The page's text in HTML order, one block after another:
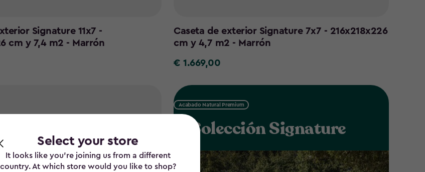
Select your store
It looks like you’re joining us from a different
country. At which store would you like to shop?
Signature 11x7 -
cm y 7,4 m2 - Marrón
Caseta de exterior Signature 7x7 - 216x218x226
cm y 4,7 m2 - Marrón
€
€ 1.669,00
Acabado Natural Premium
Colección Signature